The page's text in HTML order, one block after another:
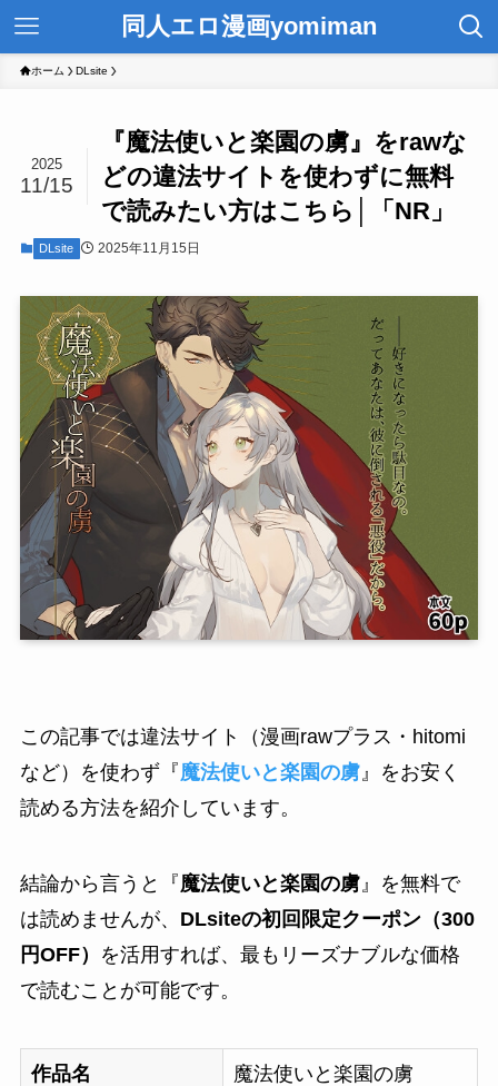
同人エロ漫画yomiman
ホーム DLsite
『魔法使いと楽園の虜』をrawな
どの違法サイトを使わずに無料
で読みたい方はこちら│「NR」
2025
11/15
DLsite 2025年11月15日
この記事では違法サイト（漫画rawプラス・hitomi
など）を使わず『魔法使いと楽園の虜』をお安く
読める方法を紹介しています。
結論から言うと『魔法使いと楽園の虜』を無料で
は読めませんが、 DLsiteの初回限定クーポン（300
円OFF）
を活用すれば、最もリーズナブルな価格
で読むことが可能です。
作品名 魔法使いと楽園の虜